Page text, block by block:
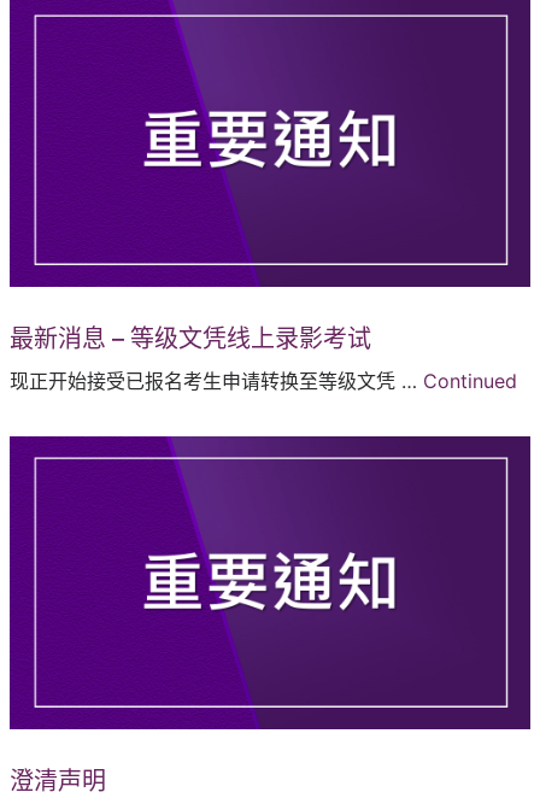
最新消息 – 等级文凭线上录影考试
现正开始接受已报名考生申请转换至等级文凭 … Continued
澄清声明